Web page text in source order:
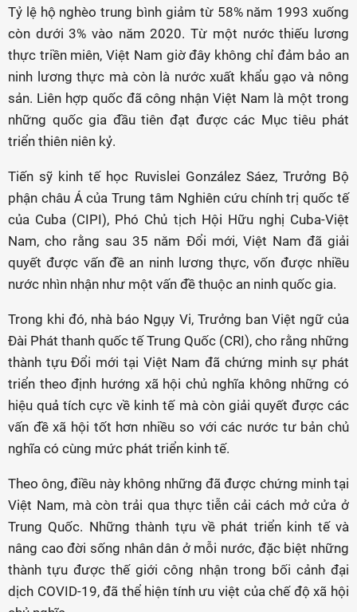
Tỷ lệ hộ nghèo trung bình giảm từ 58% năm 1993 xuống
còn dưới 3% vào năm 2020. Từ một nước thiếu lương
thực triền miên, Việt Nam giờ đây không chỉ đảm bảo an
ninh lương thực mà còn là nước xuất khẩu gạo và nông
sản. Liên hợp quốc đã công nhận Việt Nam là một trong
những quốc gia đầu tiên đạt được các Mục tiêu phát
triển thiên niên kỷ.
Tiến sỹ kinh tế học Ruvislei González Sáez, Trưởng Bộ
phận châu Á của Trung tâm Nghiên cứu chính trị quốc tế
của Cuba (CIPI), Phó Chủ tịch Hội Hữu nghị Cuba-Việt
Nam, cho rằng sau 35 năm Đổi mới, Việt Nam đã giải
quyết được vấn đề an ninh lương thực, vốn được nhiều
nước nhìn nhận như một vấn đề thuộc an ninh quốc gia.
Trong khi đó, nhà báo Ngụy Vi, Trưởng ban Việt ngữ của
Đài Phát thanh quốc tế Trung Quốc (CRI), cho rằng những
thành tựu Đổi mới tại Việt Nam đã chứng minh sự phát
triển theo định hướng xã hội chủ nghĩa không những có
hiệu quả tích cực về kinh tế mà còn giải quyết được các
vấn đề xã hội tốt hơn nhiều so với các nước tư bản chủ
nghĩa có cùng mức phát triển kinh tế.
Theo ông, điều này không những đã được chứng minh tại
Việt Nam, mà còn trải qua thực tiễn cải cách mở cửa ở
Trung Quốc. Những thành tựu về phát triển kinh tế và
nâng cao đời sống nhân dân ở mỗi nước, đặc biệt những
thành tựu được thế giới công nhận trong bối cảnh đại
dịch COVID-19, đã thể hiện tính ưu việt của chế độ xã hội